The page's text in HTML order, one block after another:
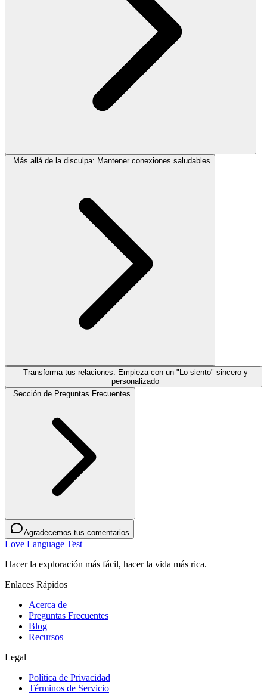
Más allá de la disculpa: Mantener conexiones saludables
Transforma tus relaciones: Empieza con un "Lo siento" sincero y
personalizado
Sección de Preguntas Frecuentes
Agradecemos tus comentarios
Love Language Test
Hacer la exploración más fácil, hacer la vida más rica.
Enlaces Rápidos
Acerca de
Preguntas Frecuentes
Blog
Recursos
Legal
Política de Privacidad
Términos de Servicio